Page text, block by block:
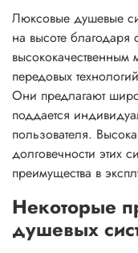
Люксовые душевые
на высоте
передовых
Они предлагают
поддается
пользователя.
долговечности этих
преимущества в
Некоторые
душевых